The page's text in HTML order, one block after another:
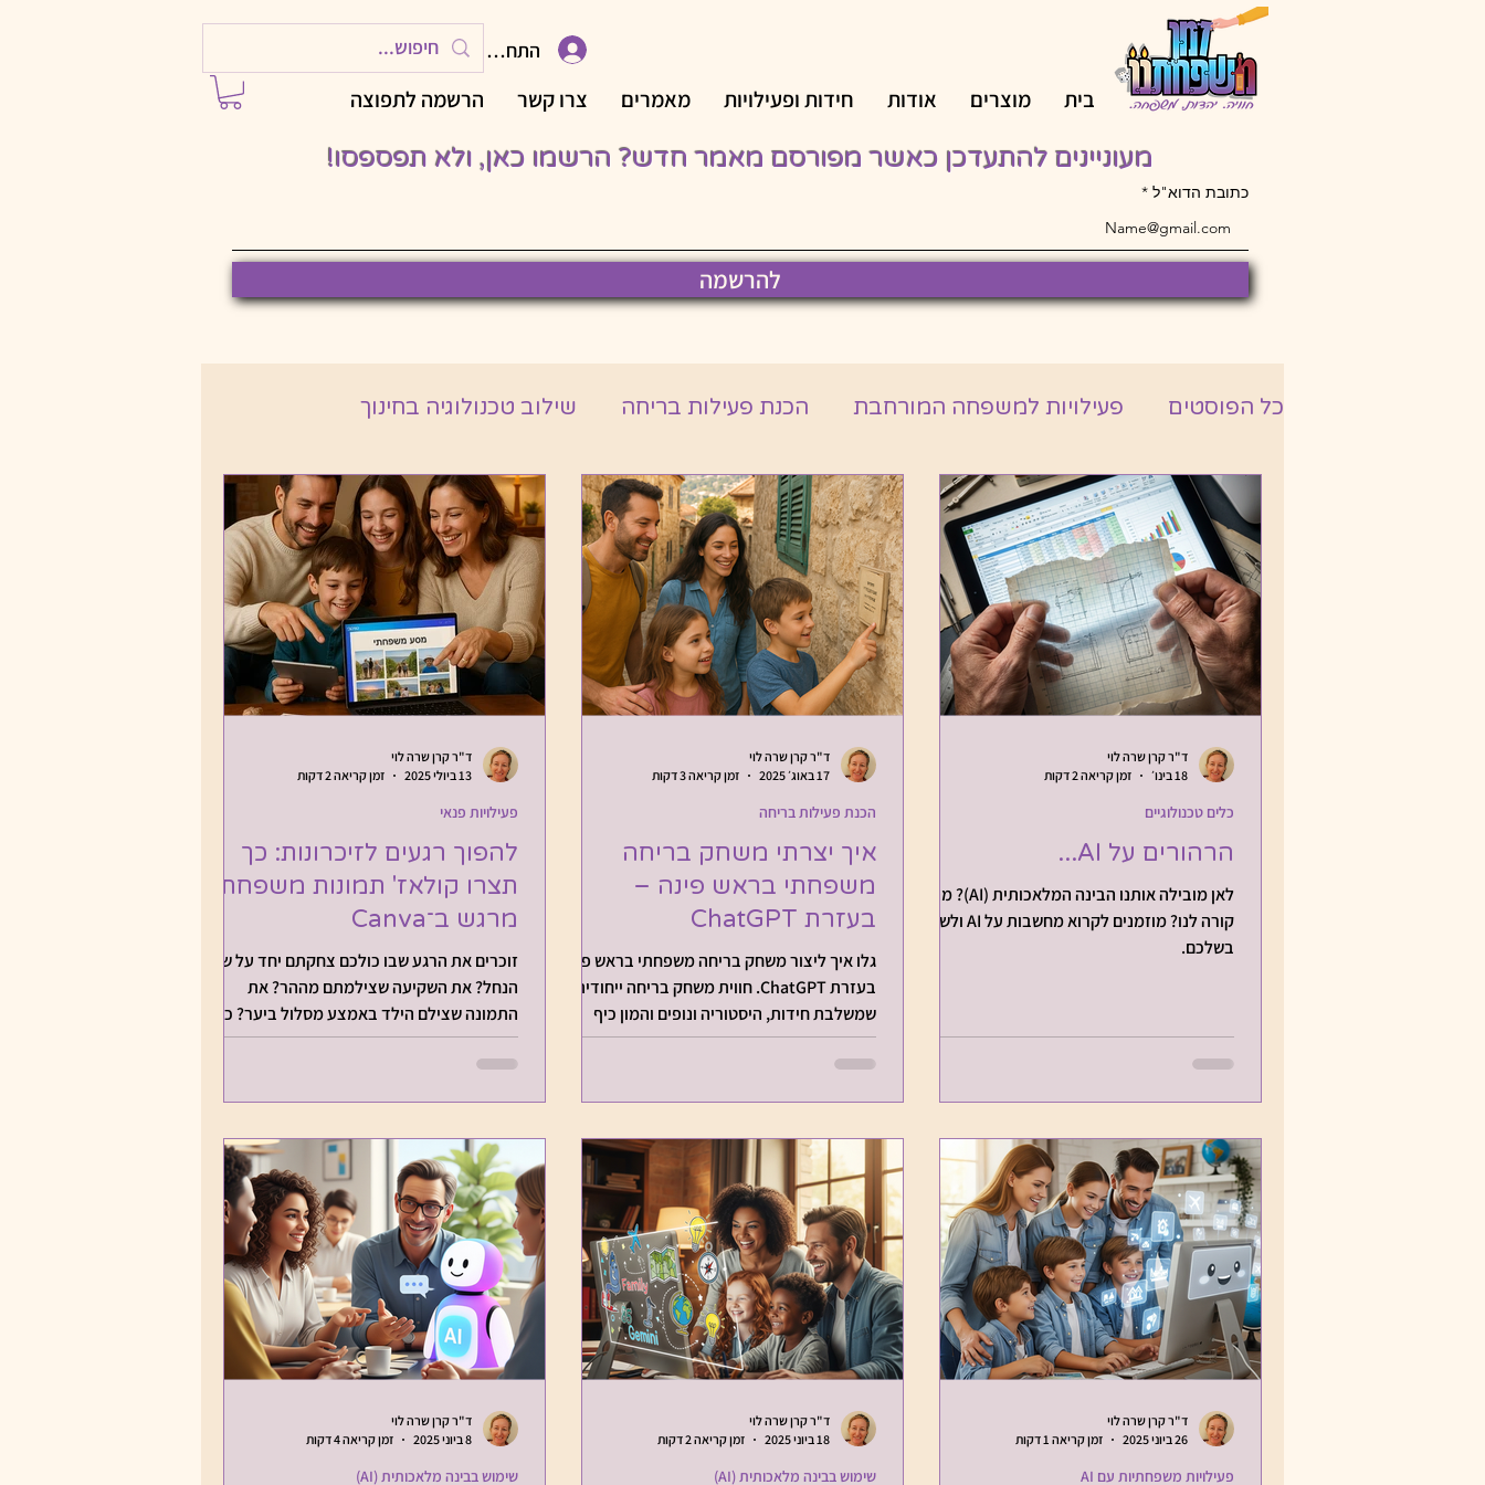
התחברות
בית מוצרים אודות חידות ופעילויות מאמרים צרו קשר הרשמה לתפוצה
מעוניינים להתעדכן כאשר מפורסם מאמר חדש? הרשמו כאן, ולא תפספסו!
כתובת הדוא"ל
להרשמה
כל הפוסטים פעילויות למשפחה המורחבת הכנת פעילות בריחה שילוב טכנולוגיה בחינוך
פעילויות לחופשת הקיץ פעילויות לאירועים משפחתיים פעילויות פנאי פעילויות לחגים
מאחורי החידות כלים טכנולוגיים משחקים עיצוב פעילויות משפחתיות עם AI
שימוש בבינה מלאכותית (AI) גיבורי התורה
הרהורים על AI...
לאן מובילה אותנו הבינה המלאכותית (AI)? מה
קורה לנו? מוזמנים לקרוא מחשבות על AI ולשתף
בשלכם.
כלים טכנולוגיים
ד"ר קרן שרה לוי
18 בינו׳
זמן קריאה 2 דקות
איך יצרתי משחק בריחה
משפחתי בראש פינה –
בעזרת ChatGPT
גלו איך ליצור משחק בריחה משפחתי בראש פינה
בעזרת ChatGPT. חווית משחק בריחה ייחודית
שמשלבת חידות, היסטוריה ונופים והמון כיף
והנאה משפחתית!
הכנת פעילות בריחה
ד"ר קרן שרה לוי
17 באוג׳ 2025
זמן קריאה 3 דקות
להפוך רגעים לזיכרונות: כך
תצרו קולאז' תמונות משפחתי
מרגש ב־Canva
זוכרים את הרגע שבו כולכם צחקתם יחד על שפת
הנחל? את השקיעה שצילמתם מההר? את
התמונה שצילם הילד באמצע מסלול ביער? כל
כך הרבה רגעים קטנים של...
פעילויות פנאי
ד"ר קרן שרה לוי
13 ביולי 2025
זמן קריאה 2 דקות
פעילויות משפחתיות עם AI
ד"ר קרן שרה לוי
26 ביוני 2025
זמן קריאה 1 דקות
שימוש בבינה מלאכותית (AI)
ד"ר קרן שרה לוי
18 ביוני 2025
זמן קריאה 2 דקות
שימוש בבינה מלאכותית (AI)
ד"ר קרן שרה לוי
8 ביוני 2025
זמן קריאה 4 דקות